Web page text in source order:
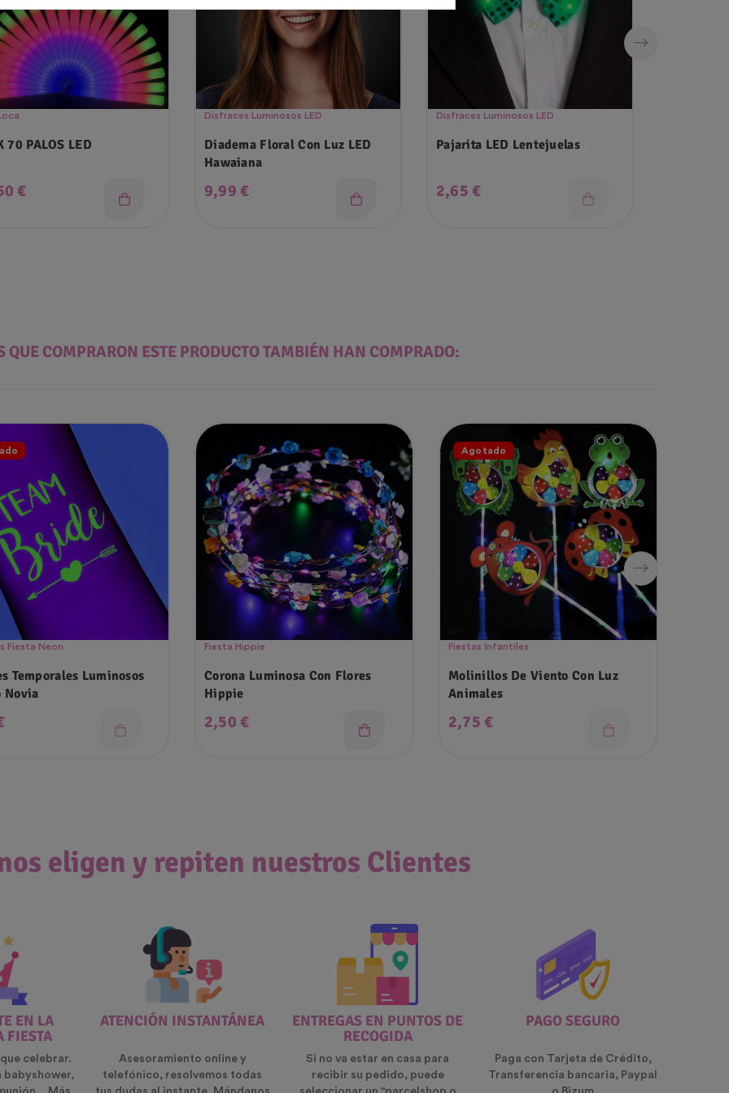
70 PALOS LED
€
Disfraces Luminosos LED
Diadema Floral Con Luz LED
Hawaiana
Precio
9,99 €
Disfraces Luminosos LED
Pajarita LED Lentejuelas
Precio
2,65 €
QUE COMPRARON ESTE PRODUCTO TAMBIÉN HAN COMPRADO:
Fiesta Neon
Temporales Luminosos
Novia
Fiesta Hippie
Corona Luminosa Con Flores
Hippie
Precio
2,50 €
Agotado
Fiestas Infantiles
Molinillos De Viento Con Luz
Animales
Precio
2,75 €
eligen y repiten nuestros Clientes
EN LA
FIESTA
celebrar.
babyshower,
ATENCIÓN INSTANTÁNEA
Asesoramiento online y
telefónico, resolvemos todas
ENTREGAS EN PUNTOS DE
RECOGIDA
Si no va estar en casa para
recibir su pedido, puede
PAGO SEGURO
Paga con Tarjeta de Crédito,
Transferencia bancaria, Paypal